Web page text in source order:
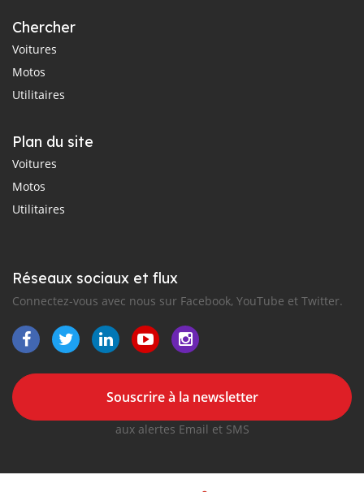
Chercher
Voitures
Motos
Utilitaires
Plan du site
Voitures
Motos
Utilitaires
Réseaux sociaux et flux
Connectez-vous avec nous sur Facebook, YouTube et Twitter.
Souscrire à la newsletter
aux alertes Email et SMS